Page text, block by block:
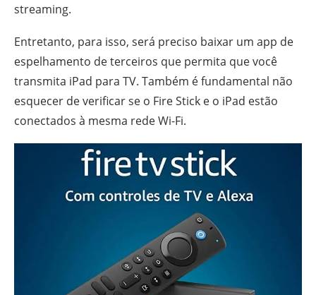
streaming.
Entretanto, para isso, será preciso baixar um app de
espelhamento de terceiros que permita que você
transmita iPad para TV. Também é fundamental não
esquecer de verificar se o Fire Stick e o iPad estão
conectados à mesma rede Wi-Fi.